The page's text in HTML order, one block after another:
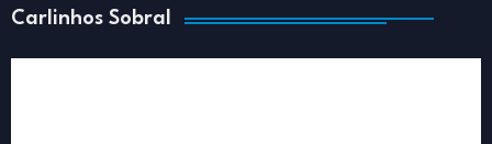
Carlinhos Sobral